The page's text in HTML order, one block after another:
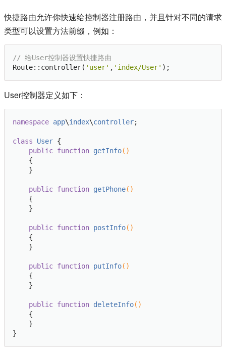
快捷路由允许你快速给控制器注册路由，并且针对不同的请求
类型可以设置方法前缀，例如：
// 给User控制器设置快捷路由
Route::controller( 'user' , 'index/User'
User控制器定义如下：
namespace app\index\controller;
class User {
public function getInfo()
{
    }
public function getPhone()
{
    }
public function postInfo()
{
    }
public function putInfo()
{
    }
public function deleteInfo()
{
    }